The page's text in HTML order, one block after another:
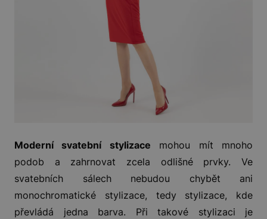
Moderní svatební stylizace mohou mít mnoho
podob a zahrnovat zcela odlišné prvky. Ve
svatebních sálech nebudou chybět ani
monochromatické stylizace, tedy stylizace, kde
převládá jedna barva. Při takové stylizaci je